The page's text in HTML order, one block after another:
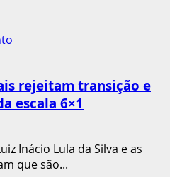
rejeitam transição e
escala 6×1
Inácio Lula da Silva e as
que são...